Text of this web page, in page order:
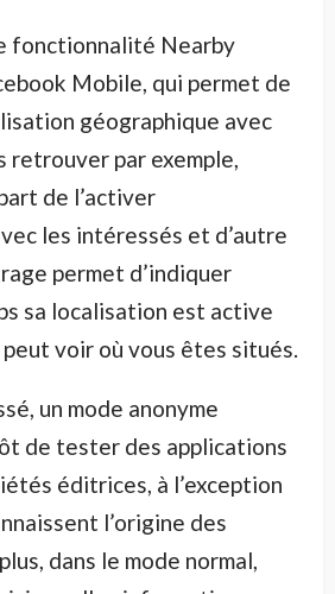
fonctionnalité Nearby
Mobile, qui permet de
géographique avec
retrouver par exemple,
de l’activer
les intéressés et d’autre
permet d’indiquer
sa localisation est active
voir où vous êtes situés.
un mode anonyme
de tester des applications
éditrices, à l’exception
l’origine des
dans le mode normal,